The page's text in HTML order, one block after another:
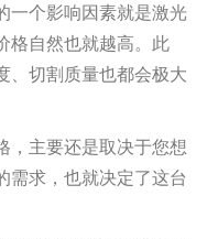
一个影响因素就是激光
格自然也就越高。此
、切割质量也都会极大
，主要还是取决于您想
需求，也就决定了这台